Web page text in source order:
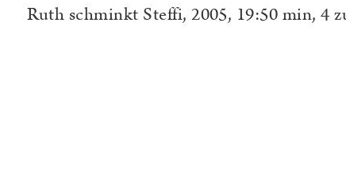
Ruth schminkt Steffi, 2005, 19:50 min, 4